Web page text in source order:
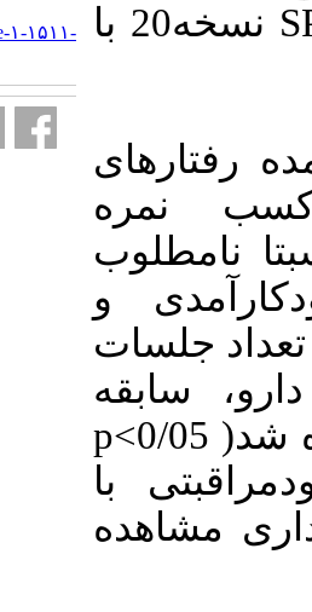
http://journal.ihepsa.ir/article-۱-۱۵۱۱-